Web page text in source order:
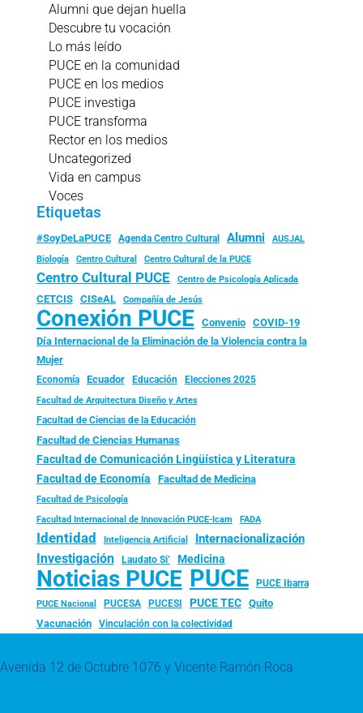
Alumni que dejan huella
Descubre tu vocación
Lo más leído
PUCE en la comunidad
PUCE en los medios
PUCE investiga
PUCE transforma
Rector en los medios
Uncategorized
Vida en campus
Voces
Etiquetas
#SoyDeLaPUCE Agenda Centro Cultural Alumni
AUSJAL
Biología
Centro Cultural Centro Cultural de la PUCE
Centro Cultural PUCE Centro de Psicología Aplicada
CETCIS CISeAL Compañía de Jesús
Conexión PUCE Convenio
COVID-19
Día Internacional de la Eliminación de la Violencia contra la
Mujer
Economía Ecuador Educación Elecciones 2025
Facultad de Arquitectura Diseño y Artes
Facultad de Ciencias de la Educación
Facultad de Ciencias Humanas
Facultad de Comunicación Lingüística y Literatura
Facultad de Economía Facultad de Medicina
Facultad de Psicología
Facultad Internacional de Innovación PUCE-Icam FADA
Identidad Inteligencia Artificial Internacionalización
Investigación Laudato Si’ Medicina
Noticias PUCE PUCE PUCE Ibarra
PUCE Nacional PUCESA PUCESI PUCE TEC
Quito
Vacunación
Vinculación con la colectividad
Avenida 12 de Octubre 1076 y Vicente Ramón Roca